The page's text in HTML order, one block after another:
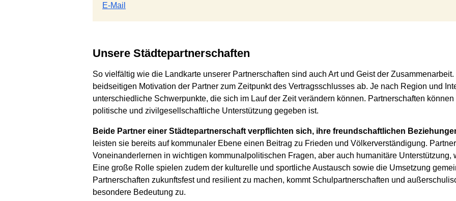
E-Mail
Unsere Städtepartnerschaften
So vielfältig wie die Landkarte unserer Partnerschaften sind auch Art und Geist der
beidseitigen Motivation der Partner zum Zeitpunkt des Vertragsschlusses ab. Je nach Region und
unterschiedliche Schwerpunkte, die sich im Lauf der Zeit verändern können. Partnerschaften
politische und zivilgesellschaftliche Unterstützung gegeben ist.
Beide Partner einer Städtepartnerschaft verpflichten sich, ihre freundschaftlichen
leisten sie bereits auf kommunaler Ebene einen Beitrag zu Frieden und Völkerverständigung.
Voneinanderlernen in wichtigen kommunalpolitischen Fragen, aber auch humanitäre Unterstützung,
Eine große Rolle spielen zudem der kulturelle und sportliche Austausch sowie die Umsetzung
Partnerschaften zukunftsfest und resilient zu machen, kommt Schulpartnerschaften und
besondere Bedeutung zu.